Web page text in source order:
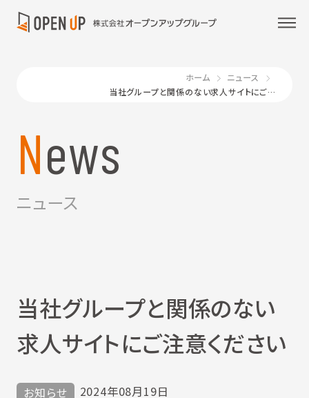
ホーム
ニュース
当社グループと関係のない求人サイトにご注意ください
News
ニュース
当社グループと関係のない
求人サイトにご注意ください
お知らせ 2024年08月19日